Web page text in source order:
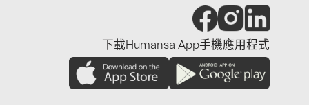
下載Humansa App手機應用程式